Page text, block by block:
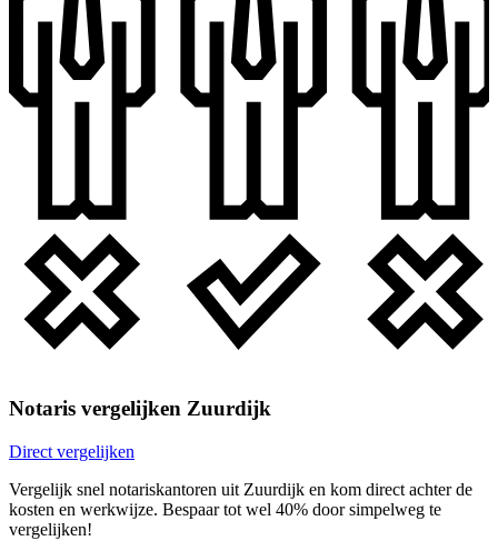
Notaris vergelijken Zuurdijk
Direct vergelijken
Vergelijk snel notariskantoren uit Zuurdijk en kom direct achter de
kosten en werkwijze. Bespaar tot wel 40% door simpelweg te
vergelijken!